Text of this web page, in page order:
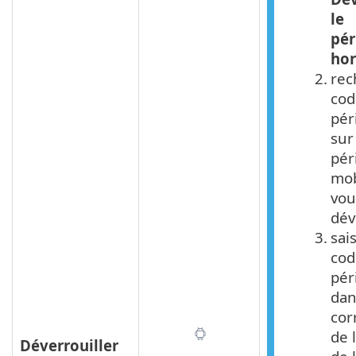
Déverrouiller
le
2.
3.
de